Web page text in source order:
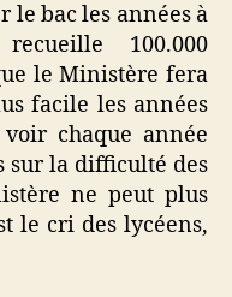
le bac les années à
100.000
le Ministère fera
facile les années
chaque année
sur la difficulté des
ne peut plus
le cri des lycéens,